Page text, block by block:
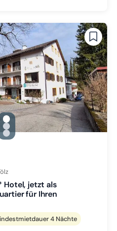
gallery.slide_selector
Zu Slide 1 wechseln
Zu Slide 2 wechseln
Zu Slide 3 wechseln
Hotel, jetzt als
für Ihren
4 Nächte